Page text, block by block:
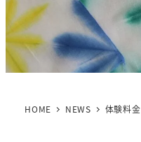
HOME NEWS 体験料